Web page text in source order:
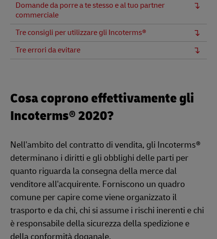
Domande da porre a te stesso e al tuo partner
commerciale
Tre consigli per utilizzare gli Incoterms®
Tre errori da evitare
Cosa coprono effettivamente gli
Incoterms® 2020?
Nell'ambito del contratto di vendita, gli Incoterms®
determinano i diritti e gli obblighi delle parti per
quanto riguarda la consegna della merce dal
venditore all'acquirente. Forniscono un quadro
comune per capire come viene organizzato il
trasporto e da chi, chi si assume i rischi inerenti e chi
è responsabile della sicurezza della spedizione e